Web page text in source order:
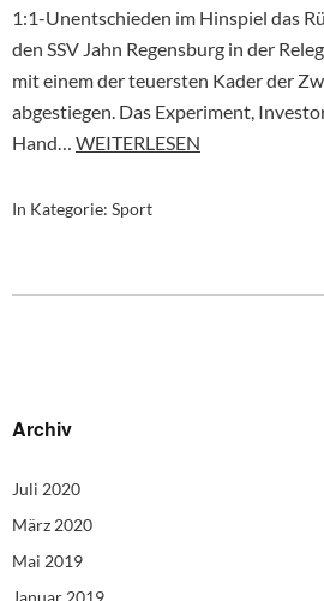
1:1-Unentschieden im Hinspiel das
den SSV Jahn Regensburg in der
mit einem der teuersten Kader der
abgestiegen. Das Experiment,
Hand… WEITERLESEN
In Kategorie: Sport
Archiv
Juli 2020
März 2020
Mai 2019
Januar 2019